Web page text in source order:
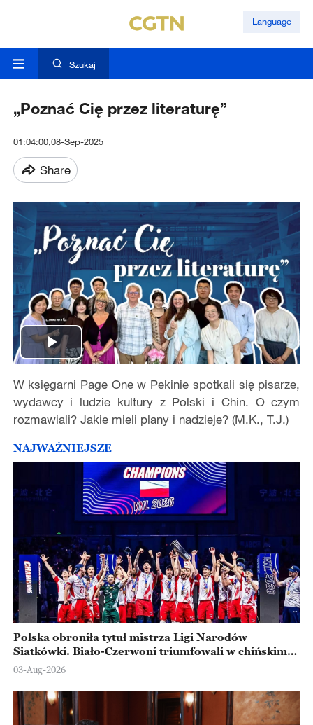
Language
Szukaj
„Poznać Cię przez literaturę”
01:04:00,08-Sep-2025
Share
Play
Video
W księgarni Page One w Pekinie spotkali się pisarze,
wydawcy i ludzie kultury z Polski i Chin. O czym
rozmawiali? Jakie mieli plany i nadzieje? (M.K., T.J.)
NAJWAŻNIEJSZE
Polska obroniła tytuł mistrza Ligi Narodów
Siatkówki. Biało-Czerwoni triumfowali w chińskim
Ningbo
03-Aug-2026